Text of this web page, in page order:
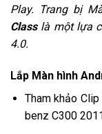
Play. Trang bị
Classlà một lựa
4.0.
Lắp Màn hình
Tham khảo
benz C300